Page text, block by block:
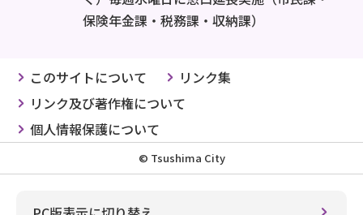
保険年金課・税務課・収納課）
このサイトについて
リンク集
リンク及び著作権について
個人情報保護について
© Tsushima City